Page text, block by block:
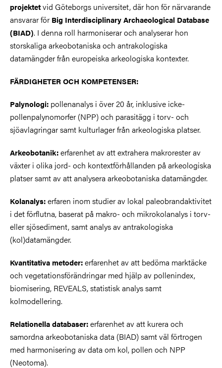
projektetvid Göteborgs universitet, där hon för närvarande
ansvarar för Big Interdisciplinary Archaeological Database
(BIAD). I denna roll harmoniserar och analyserar hon
storskaliga arkeobotaniska och antrakologiska
datamängder från europeiska arkeologiska kontexter.
FÄRDIGHETER OCH KOMPETENSER:
Palynologi: pollenanalys i över 20 år, inklusive icke-
pollenpalynomorfer (NPP) och parasitägg i torv- och
sjöavlagringar samt kulturlager från arkeologiska platser.
Arkeobotanik:erfarenhet av att extrahera makrorester av
växter i olika jord- och kontextförhållanden på arkeologiska
platser samt av att analysera arkeobotaniska datamängder.
Kolanalys:erfaren inom studier av lokal paleobrandaktivitet
i det förflutna, baserat på makro- och mikrokolanalys i torv-
eller sjösediment, samt analys av antrakologiska
(kol)datamängder.
Kvantitativa metoder:erfarenhet av att bedöma marktäcke
och vegetationsförändringar med hjälp av pollenindex,
biomisering, REVEALS, statistisk analys samt
kolmodellering.
Relationella databaser:erfarenhet av att kurera och
samordna arkeobotaniska data (BIAD) samt väl förtrogen
med harmonisering av data om kol, pollen och NPP
(Neotoma).